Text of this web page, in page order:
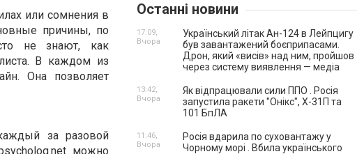
или сомнения в
причины, по
не знают, как
В каждом из
Она позволяет
за разовой
можно
Останні новини
Український літак Ан-124 в Лейпцигу
був завантажений боєприпасами.
Дрон, який «висів» над ним, пройшов
через систему виявлення — медіа
17:09,
Вчора
Як відпрацювали сили ППО . Росія
запустила ракети "Онікс", Х-31П та
101 БпЛА
13:42,
Вчора
Росія вдарила по суховантажу у
Чорному морі . Вбила українського
11:46,
Вчора